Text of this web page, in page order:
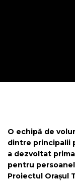
O echipă de
dintre principalii
a dezvoltat
pentru
Proiectul Orașul